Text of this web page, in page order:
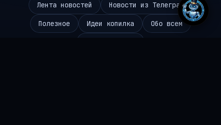
Лента новостей Новости из Телеграм
Полезное Идеи копилка Обо всем